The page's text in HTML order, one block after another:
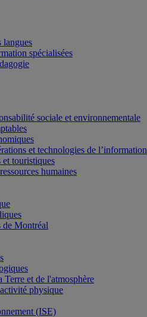
langues
spécialisées
sociale et environnementale
et technologies de l’information
et touristiques
humaines
de Montréal
Terre et de l'atmosphère
physique
(ISE)